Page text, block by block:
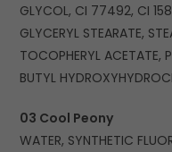
GLYCOL, CI 77492, CI
GLYCERYL STEARATE,
TOCOPHERYL ACETATE,
BUTYL
03 Cool Peony
WATER, SYNTHETIC